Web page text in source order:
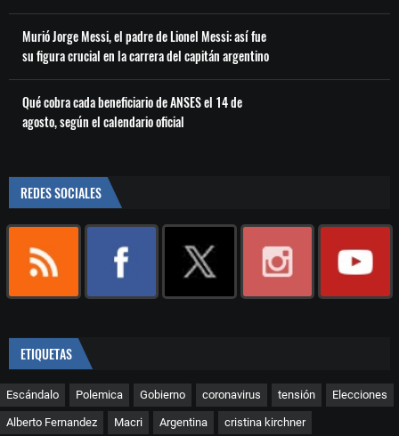
Murió Jorge Messi, el padre de Lionel Messi: así fue
su figura crucial en la carrera del capitán argentino
Qué cobra cada beneficiario de ANSES el 14 de
agosto, según el calendario oficial
REDES SOCIALES
ETIQUETAS
Escándalo Polemica Gobierno coronavirus tensión Elecciones
Alberto Fernandez Macri Argentina cristina kirchner